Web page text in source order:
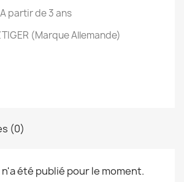
partir de 3 ans
(Marque Allemande)
(0)
été publié pour le moment.